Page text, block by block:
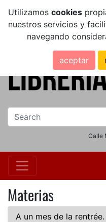
Utilizamos cookies
nuestros servicios y
navegando
aceptar
Calle
Materias
A un mes de la